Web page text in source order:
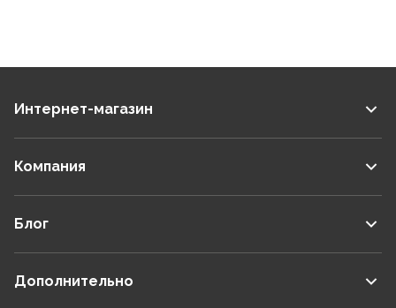
Интернет-магазин
Компания
Блог
Дополнительно